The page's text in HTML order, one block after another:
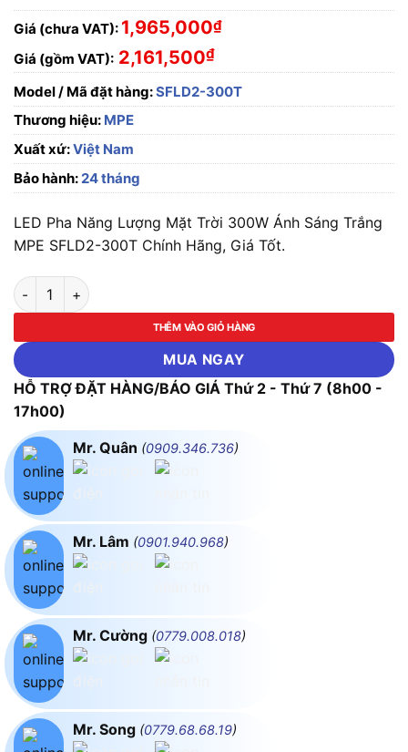
Giá (chưa VAT): 1,965,000₫
Giá (gồm VAT): 2,161,500₫
Model / Mã đặt hàng:SFLD2-300T
Thương hiệu: MPE
Xuất xứ:Việt Nam
Bảo hành:24 tháng
LED Pha Năng Lượng Mặt Trời 300W Ánh Sáng Trắng
MPE SFLD2-300T Chính Hãng, Giá Tốt.
LED Pha Năng Lượng Mặt Trời 300W Ánh Sáng Trắng MPE
THÊM VÀO GIỎ HÀNG
MUA NGAY
HỖ TRỢ ĐẶT HÀNG/BÁO GIÁ Thứ 2 - Thứ 7 (8h00 -
17h00)
Mr. Quân (0909.346.736)
Mr. Lâm (0901.940.968)
Mr. Cường (0779.008.018)
Mr. Song (0779.68.68.19)